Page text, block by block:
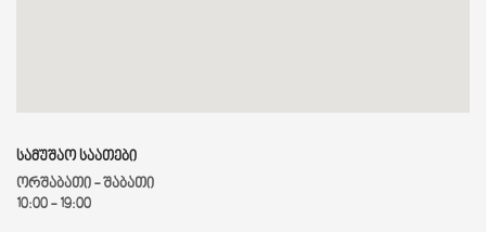
სამუშაო საათები
ორშაბათი - შაბათი
10:00 - 19:00